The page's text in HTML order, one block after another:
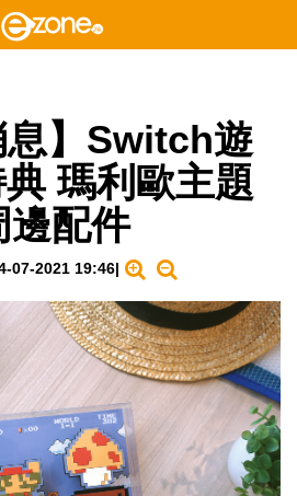
息】Switch遊
瑪利歐主題
邊配件
07-2021 19:46|